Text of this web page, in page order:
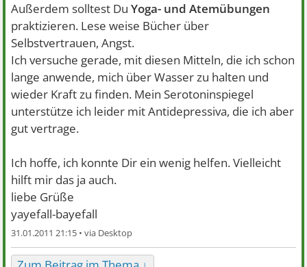
Außerdem solltest DuYoga- und Atemübungen
praktizieren. Lese weise Bücher über
Selbstvertrauen, Angst.
Ich versuche gerade, mit diesen Mitteln, die ich schon
lange anwende, mich über Wasser zu halten und
wieder Kraft zu finden. Mein Serotoninspiegel
unterstütze ich leider mit Antidepressiva, die ich aber
gut vertrage.
Ich hoffe, ich konnte Dir ein wenig helfen. Vielleicht
hilft mir das ja auch.
liebe Grüße
yayefall-bayefall
31.01.2011 21:15 •